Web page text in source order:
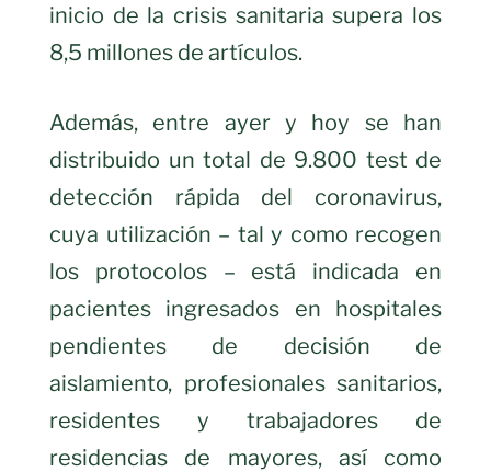
inicio de la crisis sanitaria supera los
8,5 millones de artículos.
Además, entre ayer y hoy se han
distribuido un total de 9.800 test de
detección rápida del coronavirus,
cuya utilización – tal y como recogen
los protocolos – está indicada en
pacientes ingresados en hospitales
pendientes de decisión de
aislamiento, profesionales sanitarios,
residentes y trabajadores de
residencias de mayores, así como